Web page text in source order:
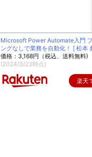
Microsoft Power Automate入門
ングなしで業務を自動化！ [ 松本
価格：3,168円（税込、送料無料)
(2024/3/23時点)
楽天